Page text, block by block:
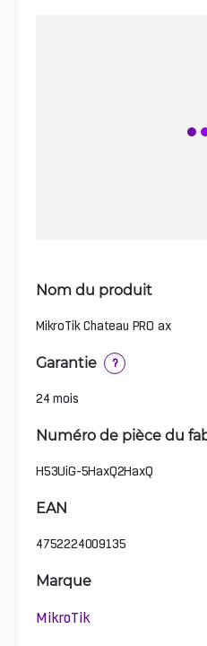
Nom du produit
MikroTik Chateau PRO ax
Garantie ?
24 mois
Numéro de pièce du
H53UiG-5HaxQ2HaxQ
EAN
4752224009135
Marque
MikroTik